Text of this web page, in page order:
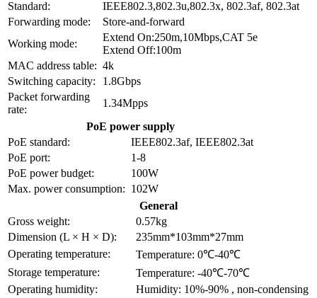
Standard:
IEEE802.3,802.3u,802.3x, 802.3af, 802.3at
Forwarding mode:
Store-and-forward
Working mode:
Extend On:250m,10Mbps,CAT 5e
Extend Off:100m
MAC address table: 4k
Switching capacity:
1.8Gbps
Packet forwarding
rate:
1.34Mpps
PoE power supply
PoE standard:
IEEE802.3af, IEEE802.3at
PoE port:
1-8
PoE power budget:
100W
Max. power consumption: 102W
General
Gross weight:
0.57kg
Dimension (L × H × D):
235mm*103mm*27mm
Operating temperature:
Temperature: 0℃-40℃
Storage temperature:
Temperature: -40℃-70℃
Operating humidity:
Humidity: 10%-90% , non-condensing